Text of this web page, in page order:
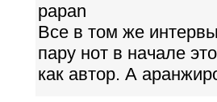
papan
Все в том же
пару нот в начале
как автор. А